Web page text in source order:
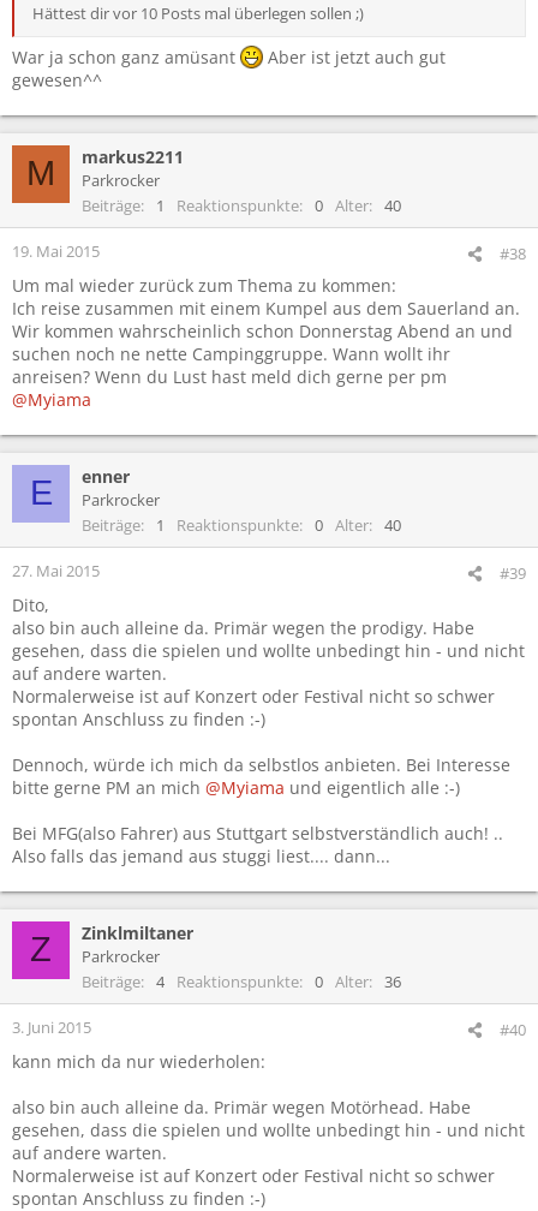
Hättest dir vor 10 Posts mal überlegen sollen ;)
War ja schon ganz amüsant
Aber ist jetzt auch gut
gewesen^^
M markus2211
Parkrocker
Beiträge
1 Reaktionspunkte 0 Alter 40
19. Mai 2015 #38
Um mal wieder zurück zum Thema zu kommen:
Ich reise zusammen mit einem Kumpel aus dem Sauerland an.
Wir kommen wahrscheinlich schon Donnerstag Abend an und
suchen noch ne nette Campinggruppe. Wann wollt ihr
anreisen? Wenn du Lust hast meld dich gerne per pm
@Myiama
E enner
Parkrocker
Beiträge
1 Reaktionspunkte 0 Alter 40
27. Mai 2015 #39
Dito,
also bin auch alleine da. Primär wegen the prodigy. Habe
gesehen, dass die spielen und wollte unbedingt hin - und nicht
auf andere warten.
Normalerweise ist auf Konzert oder Festival nicht so schwer
spontan Anschluss zu finden :-)
Dennoch, würde ich mich da selbstlos anbieten. Bei Interesse
bitte gerne PM an mich @Myiama und eigentlich alle :-)
Bei MFG(also Fahrer) aus Stuttgart selbstverständlich auch! ..
Also falls das jemand aus stuggi liest.... dann...
Z Zinklmiltaner
Parkrocker
Beiträge
4 Reaktionspunkte 0 Alter 36
3. Juni 2015 #40
kann mich da nur wiederholen:
also bin auch alleine da. Primär wegen Motörhead. Habe
gesehen, dass die spielen und wollte unbedingt hin - und nicht
auf andere warten.
Normalerweise ist auf Konzert oder Festival nicht so schwer
spontan Anschluss zu finden :-)